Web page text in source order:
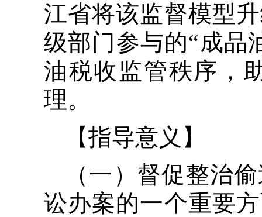
江省将该监督模型
级部门参与的“成品
油税收监管秩序，
理。
【指导意义】
（一）督促整治
讼办案的一个重要